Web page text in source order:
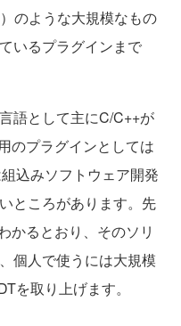
のような大規模なもの
いるプラグインまで
語として主にC/C++が
のプラグインとしては
込みソフトウェア開発
ところがあります。先
かるとおり、そのソリ
個人で使うには大規模
を取り上げます。